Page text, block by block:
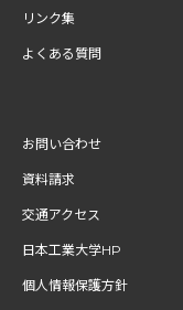
リンク集
よくある質問
お問い合わせ
資料請求
交通アクセス
日本工業大学HP
個人情報保護方針